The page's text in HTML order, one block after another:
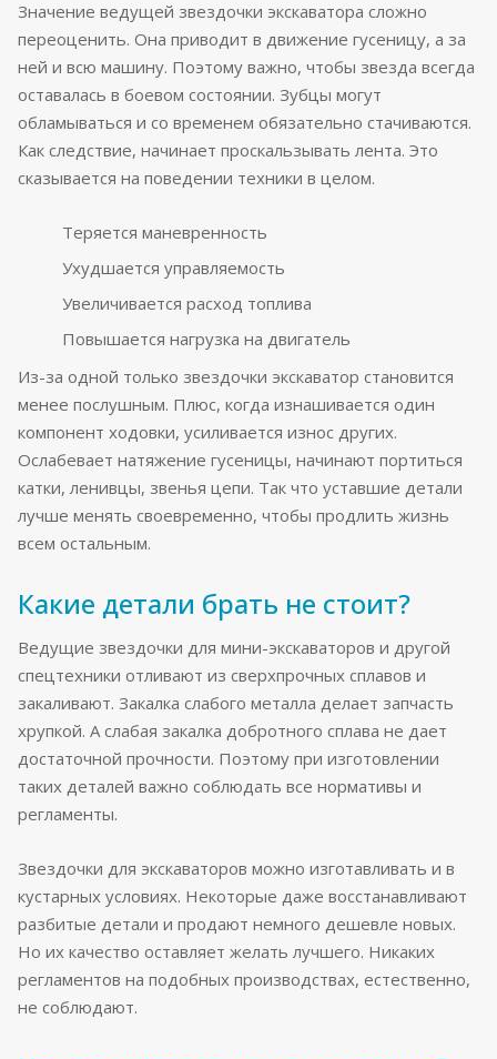
Значение ведущей звездочки экскаватора сложно
переоценить. Она приводит в движение гусеницу, а за
ней и всю машину. Поэтому важно, чтобы звезда всегда
оставалась в боевом состоянии. Зубцы могут
обламываться и со временем обязательно стачиваются.
Как следствие, начинает проскальзывать лента. Это
сказывается на поведении техники в целом.
Теряется маневренность
Ухудшается управляемость
Увеличивается расход топлива
Повышается нагрузка на двигатель
Из-за одной только звездочки экскаватор становится
менее послушным. Плюс, когда изнашивается один
компонент ходовки, усиливается износ других.
Ослабевает натяжение гусеницы, начинают портиться
катки, ленивцы, звенья цепи. Так что уставшие детали
лучше менять своевременно, чтобы продлить жизнь
всем остальным.
Какие детали брать не стоит?
Ведущие звездочки для мини-экскаваторов и другой
спецтехники отливают из сверхпрочных сплавов и
закаливают. Закалка слабого металла делает запчасть
хрупкой. А слабая закалка добротного сплава не дает
достаточной прочности. Поэтому при изготовлении
таких деталей важно соблюдать все нормативы и
регламенты.
Звездочки для экскаваторов можно изготавливать и в
кустарных условиях. Некоторые даже восстанавливают
разбитые детали и продают немного дешевле новых.
Но их качество оставляет желать лучшего. Никаких
регламентов на подобных производствах, естественно,
не соблюдают.